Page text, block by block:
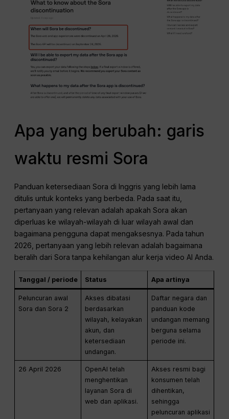
Apa yang berubah: garis
waktu resmi Sora
Panduan ketersediaan Sora di Inggris yang lebih lama
ditulis untuk konteks yang berbeda. Pada saat itu,
pertanyaan yang relevan adalah apakah Sora akan
diperluas ke wilayah-wilayah di luar wilayah awal dan
bagaimana pengguna dapat mengaksesnya. Pada tahun
2026, pertanyaan yang lebih relevan adalah bagaimana
beralih dari Sora tanpa kehilangan alur kerja video AI Anda.
Tanggal / periode Status Apa artinya
Peluncuran awal
Sora dan Sora 2
Akses dibatasi
berdasarkan
wilayah, kelayakan
akun, dan
ketersediaan
undangan.
Daftar negara dan
panduan kode
undangan memang
berguna selama
periode ini.
26 April 2026
OpenAI telah
menghentikan
layanan Sora di
web dan aplikasi.
Akses resmi bagi
konsumen telah
dihentikan,
sehingga
peluncuran aplikasi